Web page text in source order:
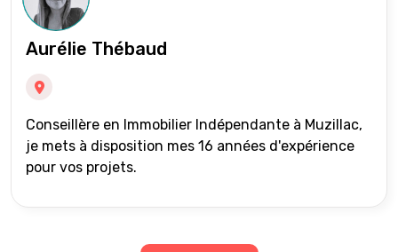
Aurélie Thébaud
Conseillère en Immobilier Indépendante à Muzillac,
je mets à disposition mes 16 années d'expérience
pour vos projets.